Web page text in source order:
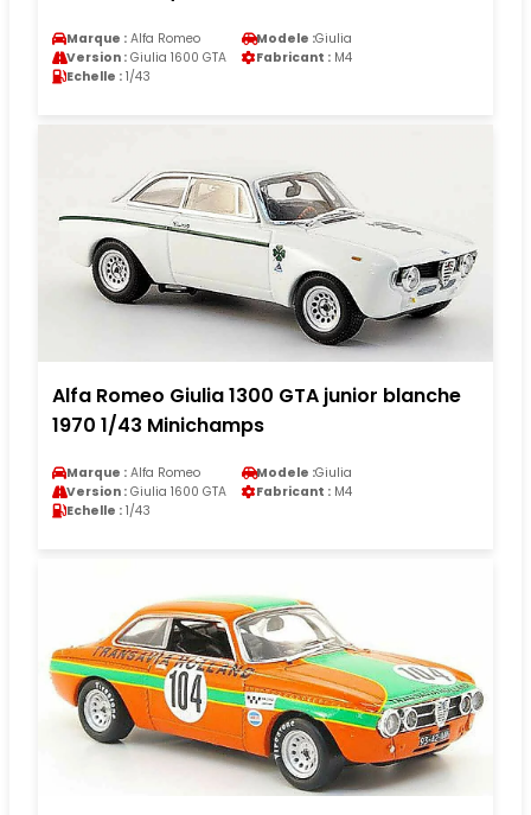
Marque : Alfa Romeo Modele :Giulia
Version : Giulia 1600 GTA Fabricant : M4
Echelle : 1/43
Alfa Romeo Giulia 1300 GTA junior blanche
1970 1/43 Minichamps
Marque : Alfa Romeo Modele :Giulia
Version : Giulia 1600 GTA Fabricant : M4
Echelle : 1/43